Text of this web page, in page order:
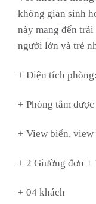
không gian sinh
này mang đến
người lớn và trẻ
+ Diện tích
+ Phòng tắm
+ View biển, view
+ 2 Giường đơn
+ 04 khách